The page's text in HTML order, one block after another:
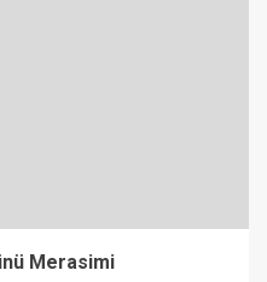
Merasimi